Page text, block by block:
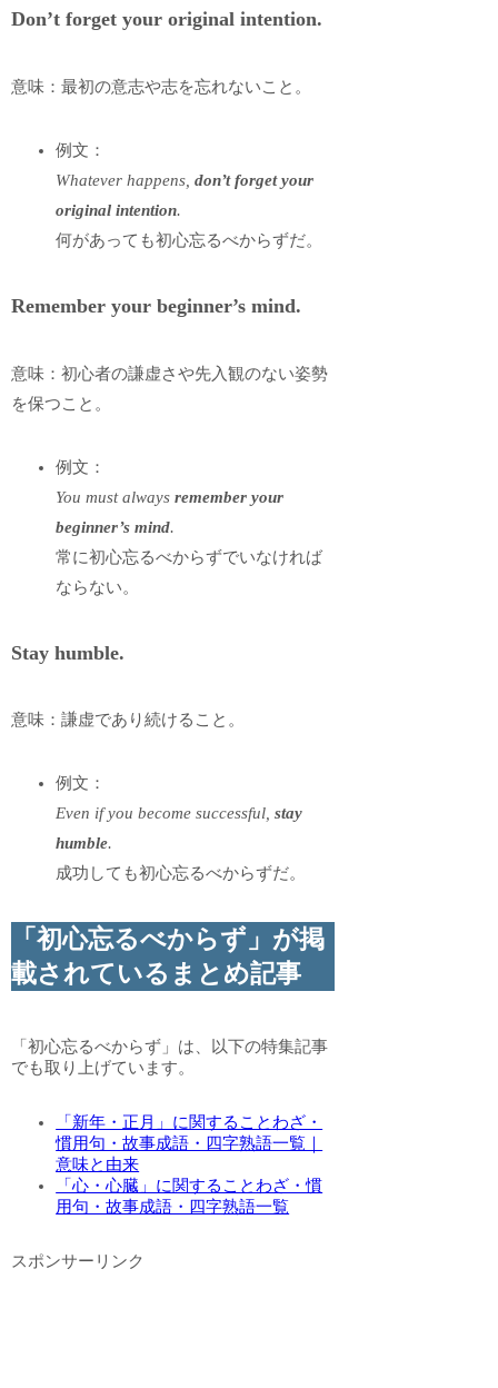
Don’t forget your original intention.
意味：最初の意志や志を忘れないこと。
例文：
Whatever happens,don’t forget your
original intention.
何があっても初心忘るべからずだ。
Remember your beginner’s mind.
意味：初心者の謙虚さや先入観のない姿勢
を保つこと。
例文：
You must alwaysremember your
beginner’s mind.
常に初心忘るべからずでいなければ
ならない。
Stay humble.
意味：謙虚であり続けること。
例文：
Even if you become successful,stay
humble.
成功しても初心忘るべからずだ。
「初心忘るべからず」が掲
載されているまとめ記事
「初心忘るべからず」は、以下の特集記事
でも取り上げています。
「新年・正月」に関することわざ・
慣用句・故事成語・四字熟語一覧｜
意味と由来
「心・心臓」に関することわざ・慣
用句・故事成語・四字熟語一覧
スポンサーリンク